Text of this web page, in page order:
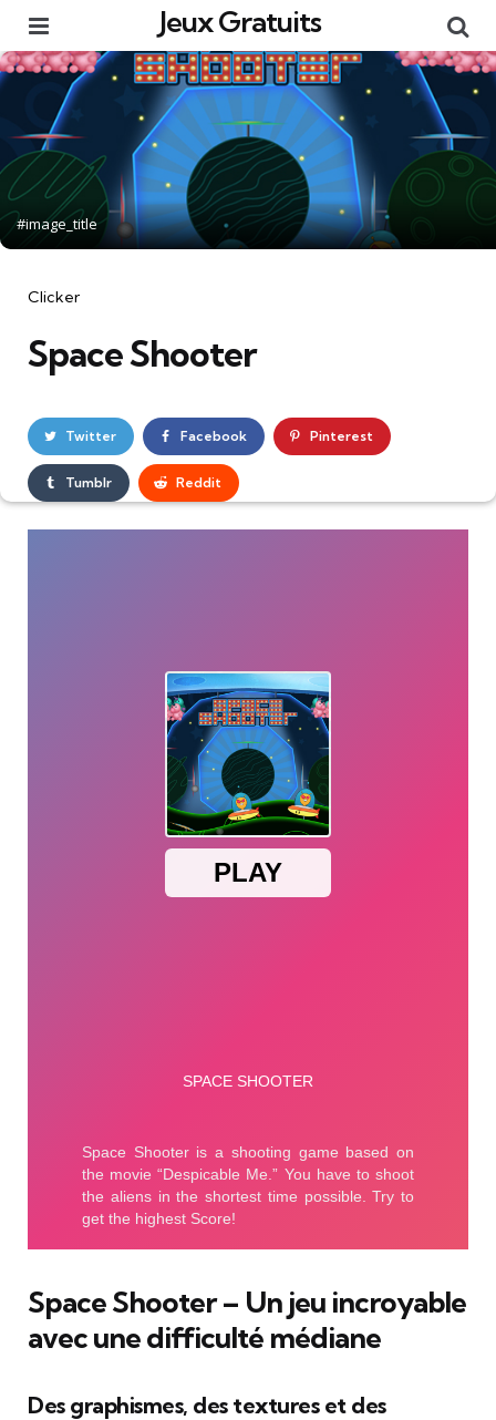
Jeux Gratuits
#image_title
Catégories
Clicker
Space Shooter
Twitter Facebook Pinterest
Tumblr Reddit
Space Shooter – Un jeu incroyable
avec une difficulté médiane
Des graphismes, des textures et des